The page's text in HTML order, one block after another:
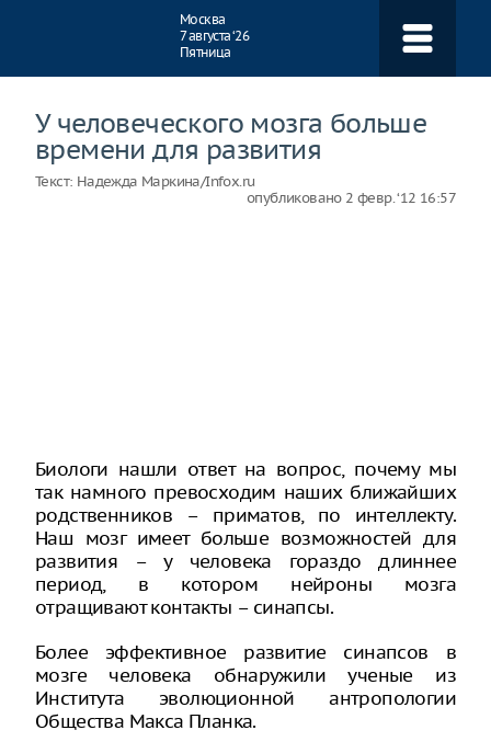
Москва
7 августа ‘26
Пятница
У человеческого мозга больше
времени для развития
Текст: Надежда Маркина/Infox.ru
опубликовано 2 февр. ‘12 16:57
Биологи нашли ответ на вопрос, почему мы
так намного превосходим наших ближайших
родственников – приматов, по интеллекту.
Наш мозг имеет больше возможностей для
развития – у человека гораздо длиннее
период, в котором нейроны мозга
отращивают контакты – синапсы.
Более эффективное развитие синапсов в
мозге человека обнаружили ученые из
Института эволюционной антропологии
Общества Макса Планка.